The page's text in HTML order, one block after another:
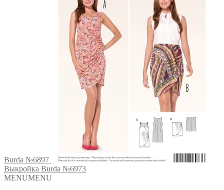
Burda №6897
Выкройка Burda №6973
MENUMENU